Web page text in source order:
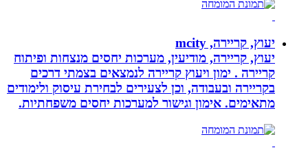
יעוץ, קריירה, mcity
יעוץ, קריירה, מודיעין, מערכות יחסים מנצחות ופיתוח
קריירה . ימון ויעוץ קריירה לנמצאים בצמתי דרכים
בקריירה ובעבודה, וכן לצעירים לבחירת עיסוק ולימודים
מתאימים. אימון וגישור למערכות יחסים משפחתיות.